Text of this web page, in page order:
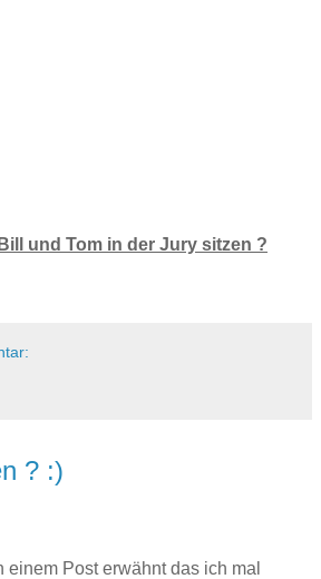
und Tom in der Jury sitzen ?
? :)
einem Post erwähnt das ich mal